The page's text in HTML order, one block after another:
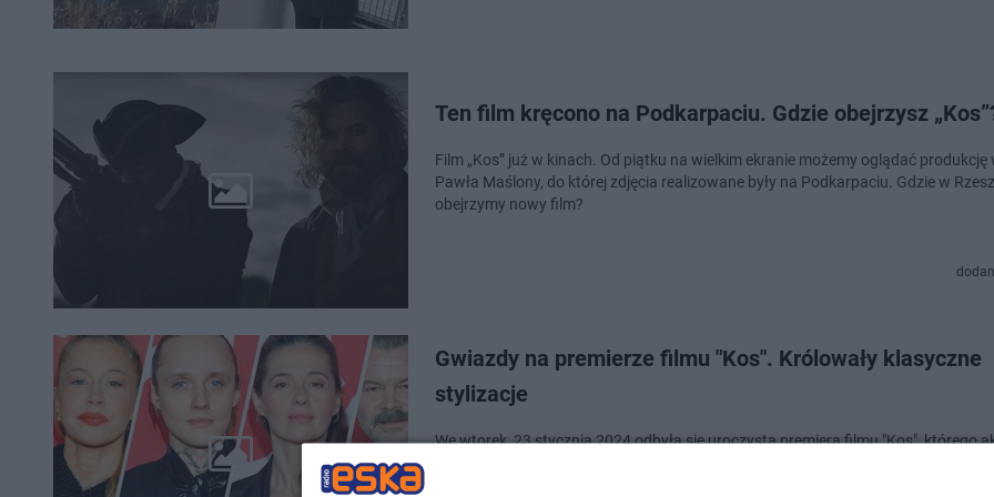
Ten film kręcono na Podkarpaciu. Gdzie obejrzysz
Film „Kos” już w kinach. Od piątku na wielkim ekranie możemy oglądać produkcję
Pawła Maślony, do której zdjęcia realizowane były na Podkarpaciu. Gdzie w
obejrzymy nowy film?
Gwiazdy na premierze filmu "Kos". Królowały klasyczne
stylizacje
We wtorek, 23 stycznia 2024 odbyła się uroczysta premiera filmu "Kos", którego